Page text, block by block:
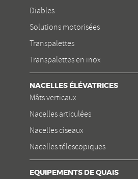
Diables
Solutions motorisées
Transpalettes
Transpalettes en inox
NACELLES ÉLÉVATRICES
Mâts verticaux
Nacelles articulées
Nacelles ciseaux
Nacelles télescopiques
EQUIPEMENTS DE QUAIS